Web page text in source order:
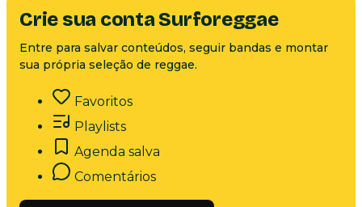
Crie sua conta Surforeggae
Entre para salvar conteúdos, seguir bandas e montar
sua própria seleção de reggae.
Favoritos
Playlists
Agenda salva
Comentários